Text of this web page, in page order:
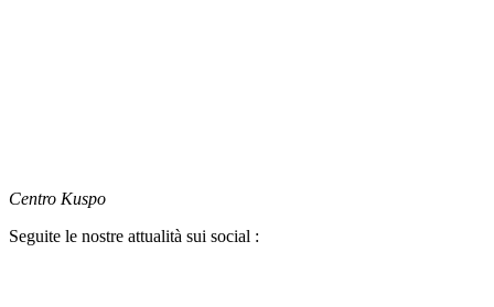
Centro Kuspo
Seguite le nostre attualità sui social :